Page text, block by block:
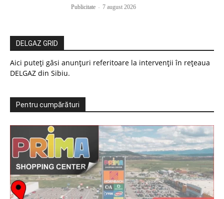
Publicitate - 7 august 2026
DELGAZ GRID
Aici puteți găsi anunțuri referitoare la intervenții în rețeaua
DELGAZ din Sibiu.
Pentru cumpărături